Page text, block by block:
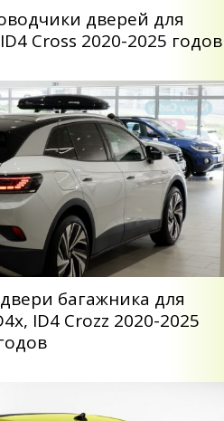
дверей для
Cross 2020-2025 годов
багажника для
ID4 Crozz 2020-2025